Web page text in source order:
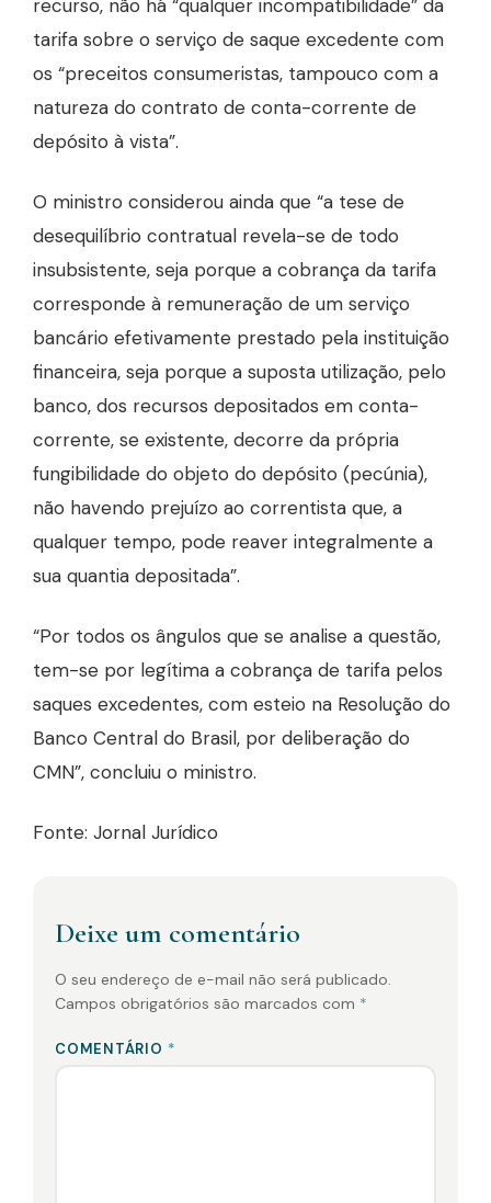
recurso, não há “qualquer incompatibilidade” da
tarifa sobre o serviço de saque excedente com
os “preceitos consumeristas, tampouco com a
natureza do contrato de conta-corrente de
depósito à vista”.
O ministro considerou ainda que “a tese de
desequilíbrio contratual revela-se de todo
insubsistente, seja porque a cobrança da tarifa
corresponde à remuneração de um serviço
bancário efetivamente prestado pela instituição
financeira, seja porque a suposta utilização, pelo
banco, dos recursos depositados em conta-
corrente, se existente, decorre da própria
fungibilidade do objeto do depósito (pecúnia),
não havendo prejuízo ao correntista que, a
qualquer tempo, pode reaver integralmente a
sua quantia depositada”.
“Por todos os ângulos que se analise a questão,
tem-se por legítima a cobrança de tarifa pelos
saques excedentes, com esteio na Resolução do
Banco Central do Brasil, por deliberação do
CMN”, concluiu o ministro.
Fonte: Jornal Jurídico
Deixe um comentário
O seu endereço de e-mail não será publicado.
Campos obrigatórios são marcados com *
COMENTÁRIO *